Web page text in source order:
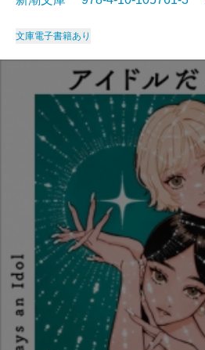
文庫電子書籍あり